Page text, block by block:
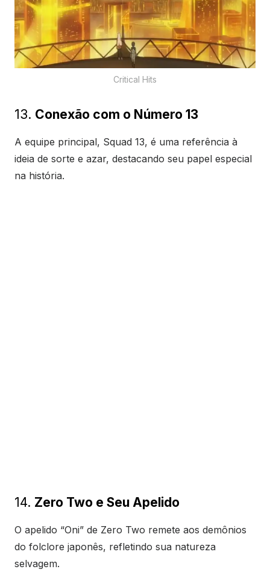
Critical Hits
13. Conexão com o Número 13
A equipe principal, Squad 13, é uma referência à
ideia de sorte e azar, destacando seu papel especial
na história.
14. Zero Two e Seu Apelido
O apelido “Oni” de Zero Two remete aos demônios
do folclore japonês, refletindo sua natureza
selvagem.